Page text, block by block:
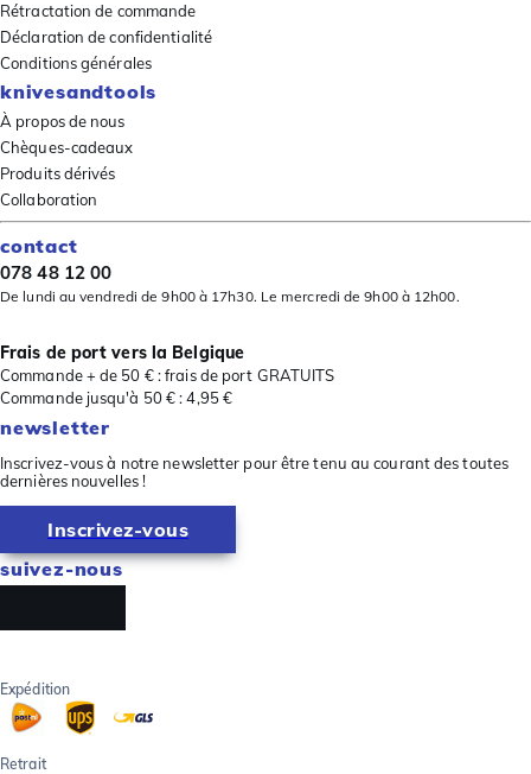
Rétractation de commande
Déclaration de confidentialité
Conditions générales
knivesandtools
À propos de nous
Chèques-cadeaux
Produits dérivés
Collaboration
contact
078 48 12 00
De lundi au vendredi de 9h00 à 17h30. Le mercredi de 9h00 à 12h00.
Frais de port vers la Belgique
Commande + de 50 € : frais de port GRATUITS
Commande jusqu'à 50 € : 4,95 €
newsletter
Inscrivez-vous à notre newsletter pour être tenu au courant des toutes
dernières nouvelles !
Inscrivez-vous
suivez-nous
Expédition
Retrait